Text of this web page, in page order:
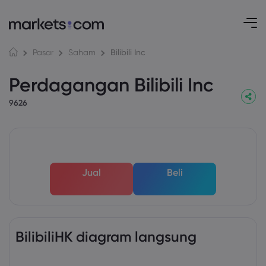
Pasar Saham Bilibili Inc
Perdagangan Bilibili Inc
9626
Jual Beli
BilibiliHK diagram langsung